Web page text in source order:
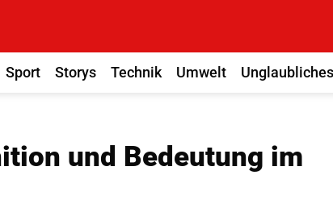
Sport Storys Technik Umwelt Unglaubliches
und Bedeutung im